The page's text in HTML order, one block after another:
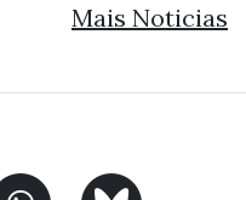
Mais Noticias